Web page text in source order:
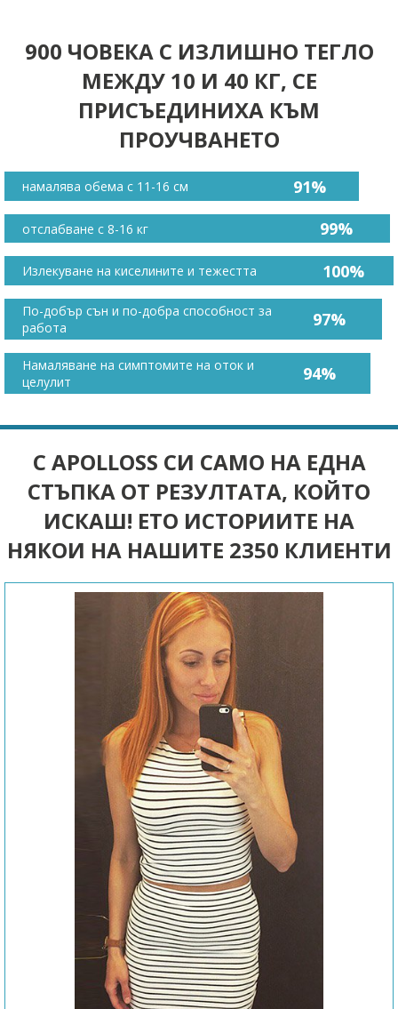
900 ЧОВЕКА С ИЗЛИШНО ТЕГЛО
МЕЖДУ 10 И 40 КГ, СЕ
ПРИСЪЕДИНИХА КЪМ
ПРОУЧВАНЕТО
намалява обема с 11-16 см 91%
отслабване с 8-16 кг 99%
Излекуване на киселините и тежестта 100%
По-добър сън и по-добра способност за
работа
97%
Намаляване на симптомите на оток и
целулит
94%
С APOLLOSS СИ САМО НА ЕДНА
СТЪПКА ОТ РЕЗУЛТАТА, КОЙТО
ИСКАШ! ЕТО ИСТОРИИТЕ НА
НЯКОИ НА НАШИТЕ 2350 КЛИЕНТИ